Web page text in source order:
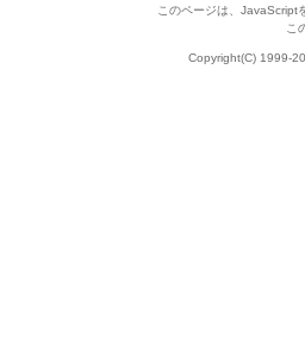
このページは、JavaScript
こ
Copyright(C) 1999-